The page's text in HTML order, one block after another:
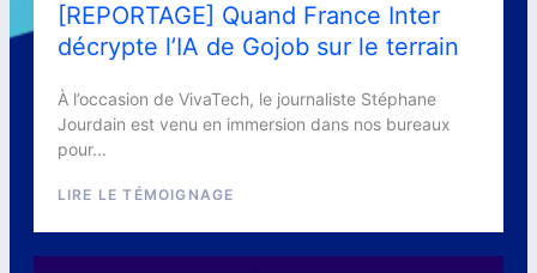
[REPORTAGE] Quand France Inter
décrypte l’IA de Gojob sur le terrain
À l’occasion de VivaTech, le journaliste Stéphane
Jourdain est venu en immersion dans nos bureaux
pour...
LIRE LE TÉMOIGNAGE